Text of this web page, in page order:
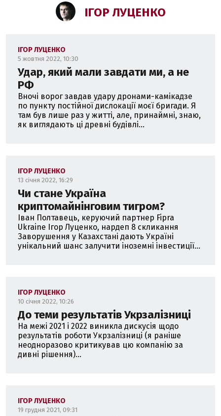
ІГОР ЛУЦЕНКО
ІГОР ЛУЦЕНКО
5 жовтня 2022, 10:30
Удар, який мали завдати ми, а не
РФ
Вночі ворог завдав удару дронами-камікадзе
по пункту постійної дислокації моєї бригади. Я
там був лише раз у житті, але, принаймні, знаю,
як виглядають ці древні будівлі...
ІГОР ЛУЦЕНКО
13 січня 2022, 16:29
Чи стане Україна
криптомайнінговим тигром?
Іван Полтавець, керуючий партнер Fipra
Ukraine Ігор Луценко, нардеп 8 скликання
Заворушення у Казахстані дають Україні
унікальний шанс залучити іноземні інвестиції...
ІГОР ЛУЦЕНКО
10 січня 2022, 10:26
До теми результатів Укрзалізниці
На межі 2021 і 2022 виникла дискусія щодо
результатів роботи Укрзалізниці (я раніше
неодноразово критикував цю компанію за
дивні рішення)...
ІГОР ЛУЦЕНКО
19 грудня 2021, 09:31